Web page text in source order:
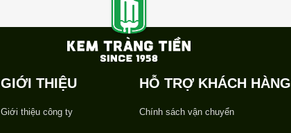
GIỚI THIỆU
Giới thiệu công ty
HỖ TRỢ KHÁCH HÀNG
Chính sách vận chuyển